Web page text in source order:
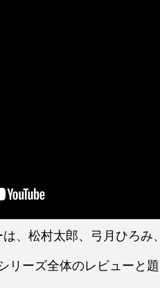
、松村太郎、弓月ひろみ
リーズ全体のレビューと